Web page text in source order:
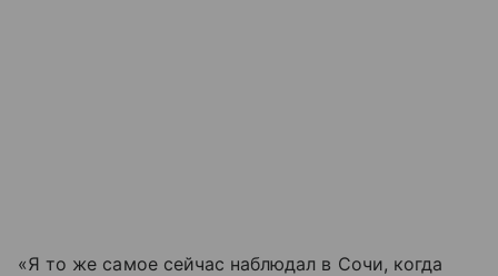
«Я то же самое сейчас наблюдал в Сочи, когда